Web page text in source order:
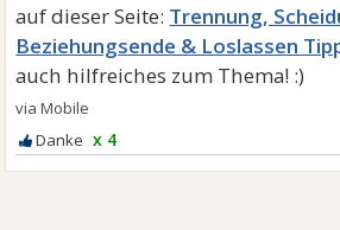
Trennung,
Beziehungsende & Loslassen
x 4